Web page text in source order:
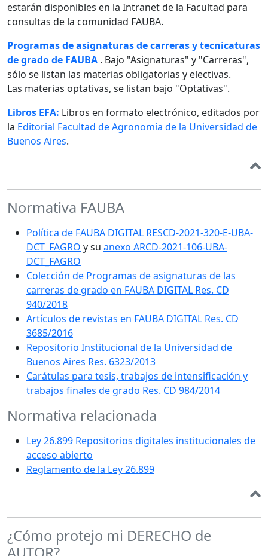
estarán disponibles en la Intranet de la Facultad para
consultas de la comunidad FAUBA.
Programas de asignaturas de carreras y tecnicaturas
de grado de FAUBA . Bajo "Asignaturas" y "Carreras",
sólo se listan las materias obligatorias y electivas.
Las materias optativas, se listan bajo "Optativas".
Libros EFA: Libros en formato electrónico, editados por
la Editorial Facultad de Agronomía de la Universidad de
Buenos Aires.
Normativa FAUBA
Política de FAUBA DIGITAL RESCD-2021-320-E-UBA-
DCT_FAGRO y su anexo ARCD-2021-106-UBA-
DCT_FAGRO
Colección de Programas de asignaturas de las
carreras de grado en FAUBA DIGITAL Res. CD
940/2018
Artículos de revistas en FAUBA DIGITAL Res. CD
3685/2016
Repositorio Institucional de la Universidad de
Buenos Aires Res. 6323/2013
Carátulas para tesis, trabajos de intensificación y
trabajos finales de grado Res. CD 984/2014
Normativa relacionada
Ley 26.899 Repositorios digitales institucionales de
acceso abierto
Reglamento de la Ley 26.899
¿Cómo protejo mi DERECHO de